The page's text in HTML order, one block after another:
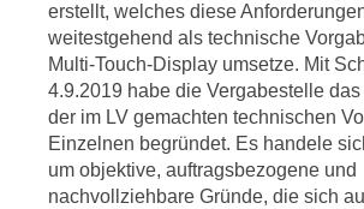
erstellt, welches diese
weitestgehend als technische
Multi-Touch-Display umsetze. Mit
4.9.2019 habe die Vergabestelle
der im LV gemachten technischen
Einzelnen begründet. Es handele
um objektive, auftragsbezogene und
nachvollziehbare Gründe, die sich